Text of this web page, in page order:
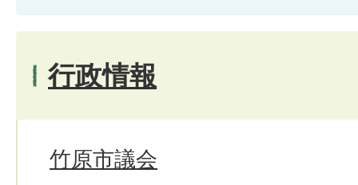
行政情報
竹原市議会